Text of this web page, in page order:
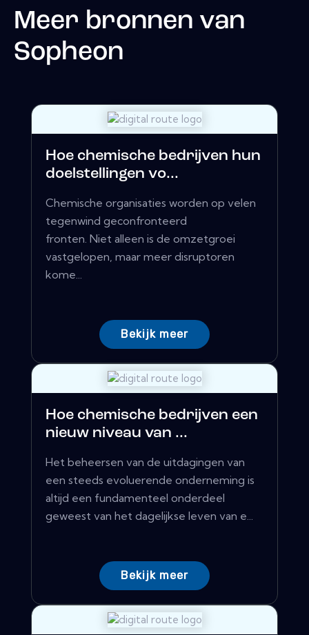
Meer bronnen van
Sopheon
Hoe chemische bedrijven hun
doelstellingen vo...
Chemische organisaties worden op velen
tegenwind geconfronteerd
fronten. Niet alleen is de omzetgroei
vastgelopen, maar meer disruptoren
kome...
Bekijk meer
Hoe chemische bedrijven een
nieuw niveau van ...
Het beheersen van de uitdagingen van
een steeds evoluerende onderneming is
altijd een fundamenteel onderdeel
geweest van het dagelijkse leven van e...
Bekijk meer